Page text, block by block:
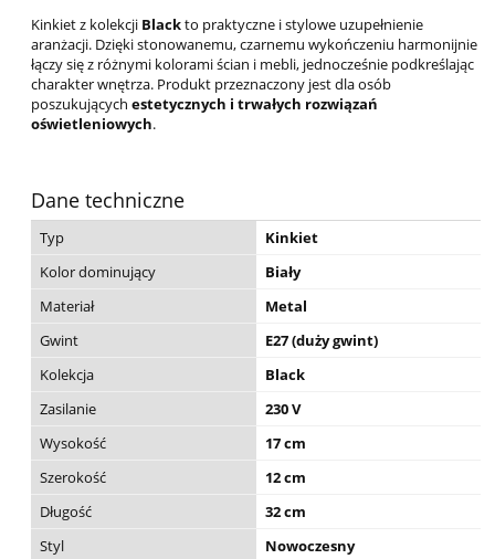
Kinkiet z kolekcji Blackto praktyczne i stylowe uzupełnienie
aranżacji. Dzięki stonowanemu, czarnemu wykończeniu harmonijnie
łączy się z różnymi kolorami ścian i mebli, jednocześnie podkreślając
charakter wnętrza. Produkt przeznaczony jest dla osób
poszukujących estetycznych i trwałych rozwiązań
oświetleniowych.
Dane techniczne
Typ
Kinkiet
Kolor dominujący
Biały
Materiał
Metal
Gwint
E27 (duży gwint)
Kolekcja
Black
Zasilanie
230 V
Wysokość
17 cm
Szerokość
12 cm
Długość
32 cm
Styl
Nowoczesny